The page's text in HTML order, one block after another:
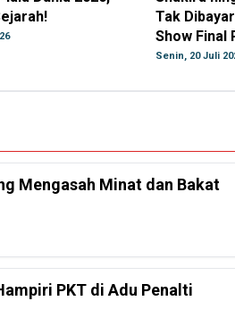
Tak
Show Final
Senin, 20 Juli
Mengasah Minat dan Bakat
PKT di Adu Penalti